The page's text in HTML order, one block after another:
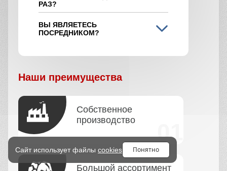
РАЗ?
ВЫ ЯВЛЯЕТЕСЬ
ПОСРЕДНИКОМ?
Наши преимущества
Собственное
производство
Большой ассортимент
Сайт использует файлы cookies Понятно